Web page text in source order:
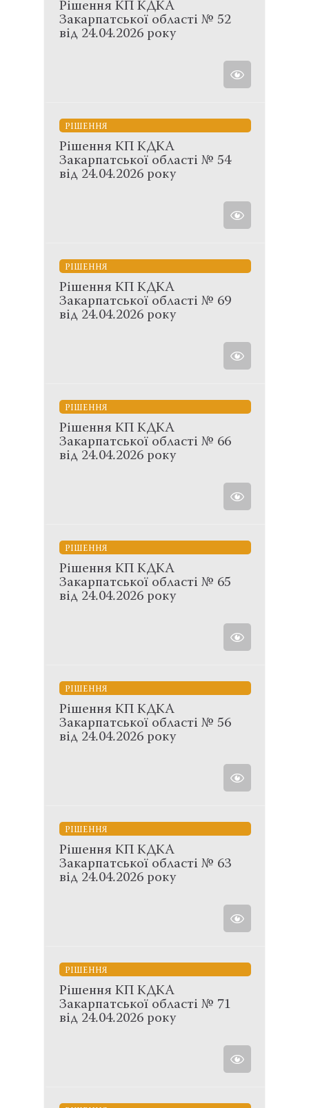
Рішення КП КДКА
Закарпатської області № 52
від 24.04.2026 року
РІШЕННЯ
Рішення КП КДКА
Закарпатської області № 54
від 24.04.2026 року
РІШЕННЯ
Рішення КП КДКА
Закарпатської області № 69
від 24.04.2026 року
РІШЕННЯ
Рішення КП КДКА
Закарпатської області № 66
від 24.04.2026 року
РІШЕННЯ
Рішення КП КДКА
Закарпатської області № 65
від 24.04.2026 року
РІШЕННЯ
Рішення КП КДКА
Закарпатської області № 56
від 24.04.2026 року
РІШЕННЯ
Рішення КП КДКА
Закарпатської області № 63
від 24.04.2026 року
РІШЕННЯ
Рішення КП КДКА
Закарпатської області № 71
від 24.04.2026 року